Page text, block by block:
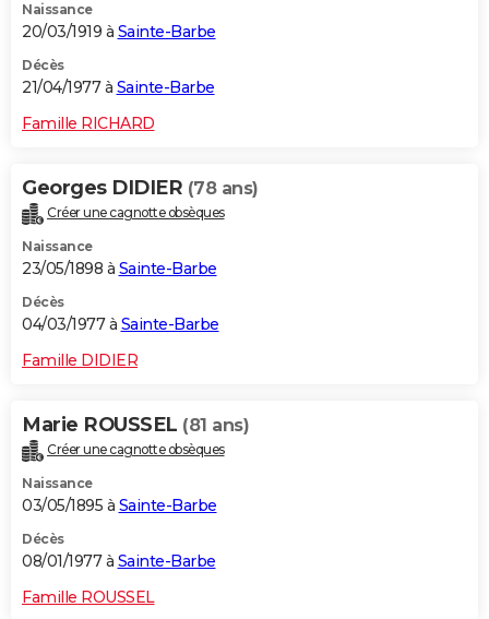
Naissance
20/03/1919 à Sainte-Barbe
Décès
21/04/1977 à Sainte-Barbe
Famille RICHARD
Georges DIDIER (78 ans)
Créer une cagnotte obsèques
Naissance
23/05/1898 à Sainte-Barbe
Décès
04/03/1977 à Sainte-Barbe
Famille DIDIER
Marie ROUSSEL (81 ans)
Créer une cagnotte obsèques
Naissance
03/05/1895 à Sainte-Barbe
Décès
08/01/1977 à Sainte-Barbe
Famille ROUSSEL